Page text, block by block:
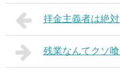
拝金主義者は絶対
残業なんてクソ喰